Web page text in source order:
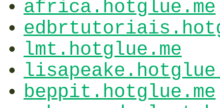
africa.hotglue.me
lmt.hotglue.me
beppit.hotglue.me